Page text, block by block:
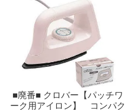
■廃番■ クロバー【パッチワ
ーク用アイロン】 コンパク